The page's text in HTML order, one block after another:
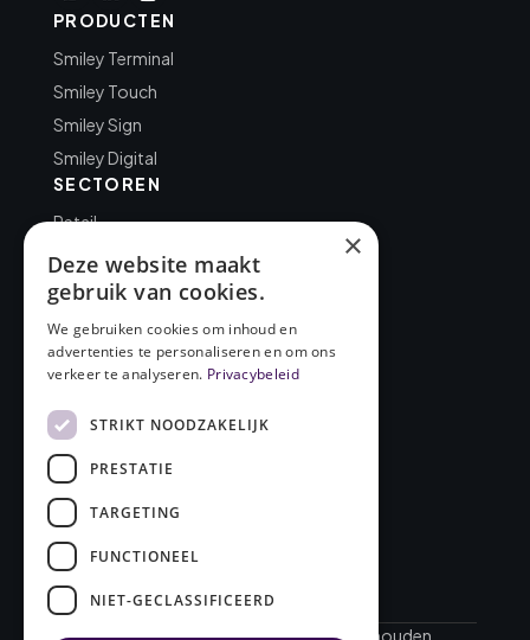
PRODUCTEN
Smiley Terminal
Smiley Touch
Smiley Sign
Smiley Digital
SECTOREN
Retail
Kantoor
Overheid
Gezondheidszorg
BEDRIJF
Over FourSmileys
Cases
Blog
Contact
© 2026 FourSmileys. Alle rechten voorbehouden.
×
Deze website maakt
gebruik van cookies.
We gebruiken cookies om inhoud en
advertenties te personaliseren en om ons
verkeer te analyseren. Privacybeleid
STRIKT NOODZAKELIJK
PRESTATIE
TARGETING
FUNCTIONEEL
NIET-GECLASSIFICEERD